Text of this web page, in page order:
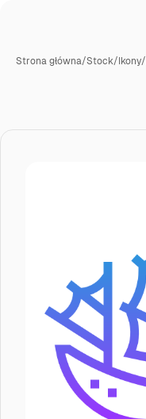
Strona główna/Stock/Ikony/